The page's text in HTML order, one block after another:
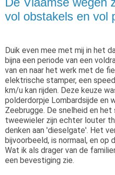
vol obstakels en vol
Duik even mee met mij in het
bijna een periode van een
van en naar het werk met de
elektrische stamper, een
km/u kan rijden. Deze keuze
polderdorpje Lombardsijde en
Zeebrugge. De snelheid en
tweewieler zijn echter louter
denken aan 'dieselgate'. Het
bijvoorbeeld, is normaal, en op
Wat ik als drager van de
een bevestiging zie.